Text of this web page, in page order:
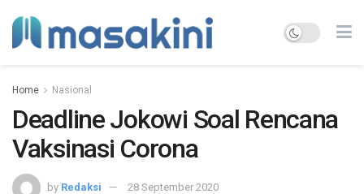
Home Nasional
Deadline Jokowi Soal Rencana
Vaksinasi Corona
by Redaksi 28 September 2020